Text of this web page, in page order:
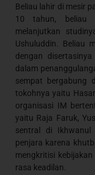
Beliau lahir di mesir
10 tahun, beliau
melanjutkan
Ushuluddin. Beliau
dengan
dalam
sempat bergabung
tokohnya yaitu
organisasi IM
yaitu Raja Faruk,
sentral di Ikhwanul
penjara karena
mengkritisi
rasa keadilan.